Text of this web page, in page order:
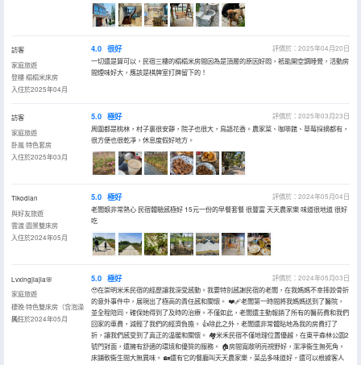
訪客
家庭旅遊
登樓·榻榻米床房
入住於2025年04月
4.0 很好
評價於：2025年04月20日
一切還是算可以，民宿三樓的榻榻米房間因為是頂層的原因好悶，衹能開空調睡覺，活動房
間煙味好大，應該是棋牌室打牌留下的！
訪客
家庭旅遊
卧嵐·特色套房
入住於2025年03月
5.0 極好
評價於：2025年03月23日
周圍都是桃林，村子裏很安靜，院子也很大，鳥語花香。農家菜、咖啡館、草莓採摘都有，
很方便也很乾凈，休息度假好地方。
Tikodian
與好友旅遊
雲渡·園景雙床房
入住於2024年05月
5.0 極好
評價於：2024年05月04日
老闆娘非常熱心 民宿體驗感極好 15元一份的早餐套餐 很豐富 天天農家樂 味道很地道 很好
吃
Lvxingjiajia🌸
家庭旅遊
棲晚·特色雙床房（含泡澡
桶）
入住於2024年05月
5.0 極好
評價於：2024年05月03日
🥹在崇明米禾民宿的經歷讓我深受感動。我要特別感謝民宿的老闆，在我媽媽不幸摔跤骨折
的意外事件中，展現出了極高的責任感和關懷。 ❤️🩹老闆第一時間將我媽媽送到了醫院，
並全程陪同，確保她得到了及時的治療。不僅如此，老闆還主動報銷了所有的醫葯費和我們
回家的車費，減輕了我們的經濟負擔。 👍除此之外，老闆還非常體貼地為我的房費打了
折，讓我們感受到了真正的温暖和關懷。 🏘️米禾民宿不僅地理位置優越，在東平森林公園2
號門對面，還擁有舒適的環境和優質的服務。 🏠房間寬敞明亮視野好，潔凈衞生無死角。
床鋪軟衞生間大無異味。 🏡還有它的餐廳叫天天農家樂，菜品多味道好，還可以根據客人